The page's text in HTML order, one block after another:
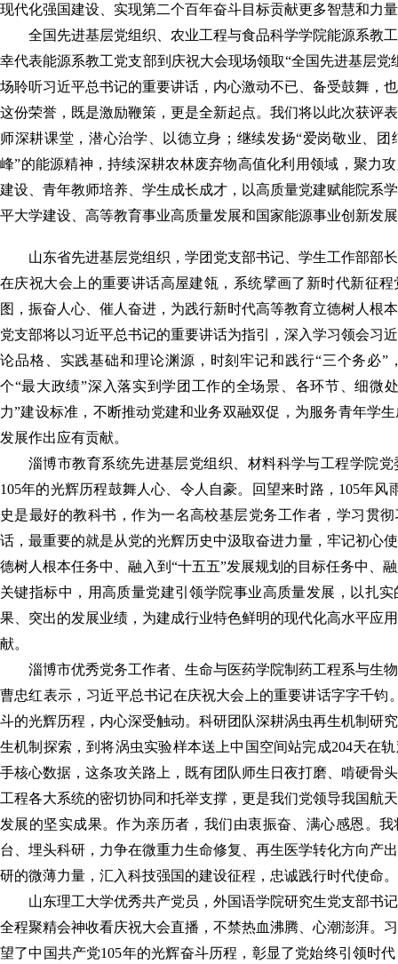
现代化强国建设、实现第二个百年奋斗目标贡献更多智慧和力
全国先进基层党组织、农业工程与食品科学学院能源系教
幸代表能源系教工党支部到庆祝大会现场领取“全国先进基层党
场聆听习近平总书记的重要讲话，内心激动不已、备受鼓舞，
这份荣誉，既是激励鞭策，更是全新起点。我们将以此次获评
师深耕课堂，潜心治学、以德立身；继续发扬“爱岗敬业、
峰”的能源精神，持续深耕农林废弃物高值化利用领域，聚力
建设、青年教师培养、学生成长成才，以高质量党建赋能院系
平大学建设、高等教育事业高质量发展和国家能源事业创新发
山东省先进基层党组织，学团党支部书记、学生工作部部
在庆祝大会上的重要讲话高屋建瓴，系统擘画了新时代新征
图，振奋人心、催人奋进，为践行新时代高等教育立德树人根
党支部将以习近平总书记的重要讲话为指引，深入学习领会习
论品格、实践基础和理论渊源，时刻牢记和践行“三个务必”
个“最大政绩”深入落实到学团工作的全场景、各环节、细微
力”建设标准，不断推动党建和业务双融双促，为服务青年学
发展作出应有贡献。
淄博市教育系统先进基层党组织、材料科学与工程学院
105年的光辉历程鼓舞人心、令人自豪。回望来时路，105年风
史是最好的教科书，作为一名高校基层党务工作者，学习贯
话，最重要的就是从党的光辉历史中汲取奋进力量，牢记初心
德树人根本任务中、融入到“十五五”发展规划的目标任务中、
关键指标中，用高质量党建引领学院事业高质量发展，以扎
果、突出的发展业绩，为建成行业特色鲜明的现代化高水平应
献。
淄博市优秀党务工作者、生命与医药学院制药工程系与生
曹忠红表示， 习近平总书记在庆祝大会上的重要讲话字字千钧
斗的光辉历程，内心深受触动。科研团队深耕涡虫再生机制研
生机制探索，到将涡虫实验样本送上中国空间站完成204天在
手核心数据，这条攻关路上，既有团队师生日夜打磨、啃硬骨
工程各大系统的密切协同和托举支撑，更是我们党领导我国航
发展的坚实成果。作为亲历者，我们由衷振奋、满心感恩。
台、埋头科研，力争在微重力生命修复、再生医学转化方向产
研的微薄力量，汇入科技强国的建设征程，忠诚践行时代使命。
山东理工大学优秀共产党员，外国语学院研究生党支部书
全程聚精会神收看庆祝大会直播，不禁热血沸腾、心潮澎湃。
望了中国共产党105年的光辉奋斗历程，彰显了党始终引领时